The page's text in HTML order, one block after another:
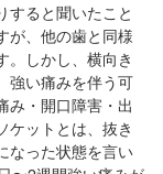
すると聞いたこと
が、他の歯と同様
。しかし、横向き
強い痛みを伴う可
み・開口障害・出
ケットとは、抜き
なった状態を言い